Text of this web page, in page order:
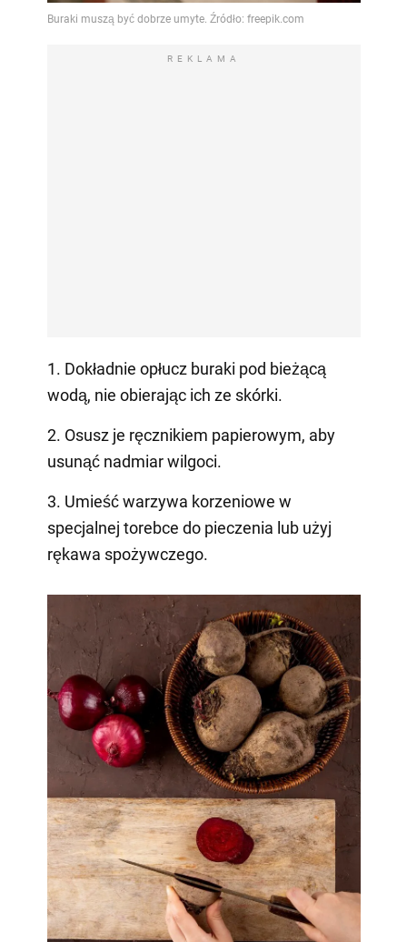
REKLAMA
1. Dokładnie opłucz buraki pod bieżącą
wodą, nie obierając ich ze skórki.
2. Osusz je ręcznikiem papierowym, aby
usunąć nadmiar wilgoci.
3. Umieść warzywa korzeniowe w
specjalnej torebce do pieczenia lub użyj
rękawa spożywczego.